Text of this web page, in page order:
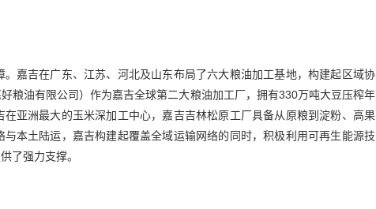
嘉吉在广东、江苏、河北及山东布局了六大粮油加工基地，构建起区域协
粮油有限公司）作为嘉吉全球第二大粮油加工厂，拥有330万吨大豆压榨年
亚洲最大的玉米深加工中心，嘉吉吉林松原工厂具备从原粮到淀粉、高果
本土陆运，嘉吉构建起覆盖全域运输网络的同时，积极利用可再生能源技
了强力支撑。